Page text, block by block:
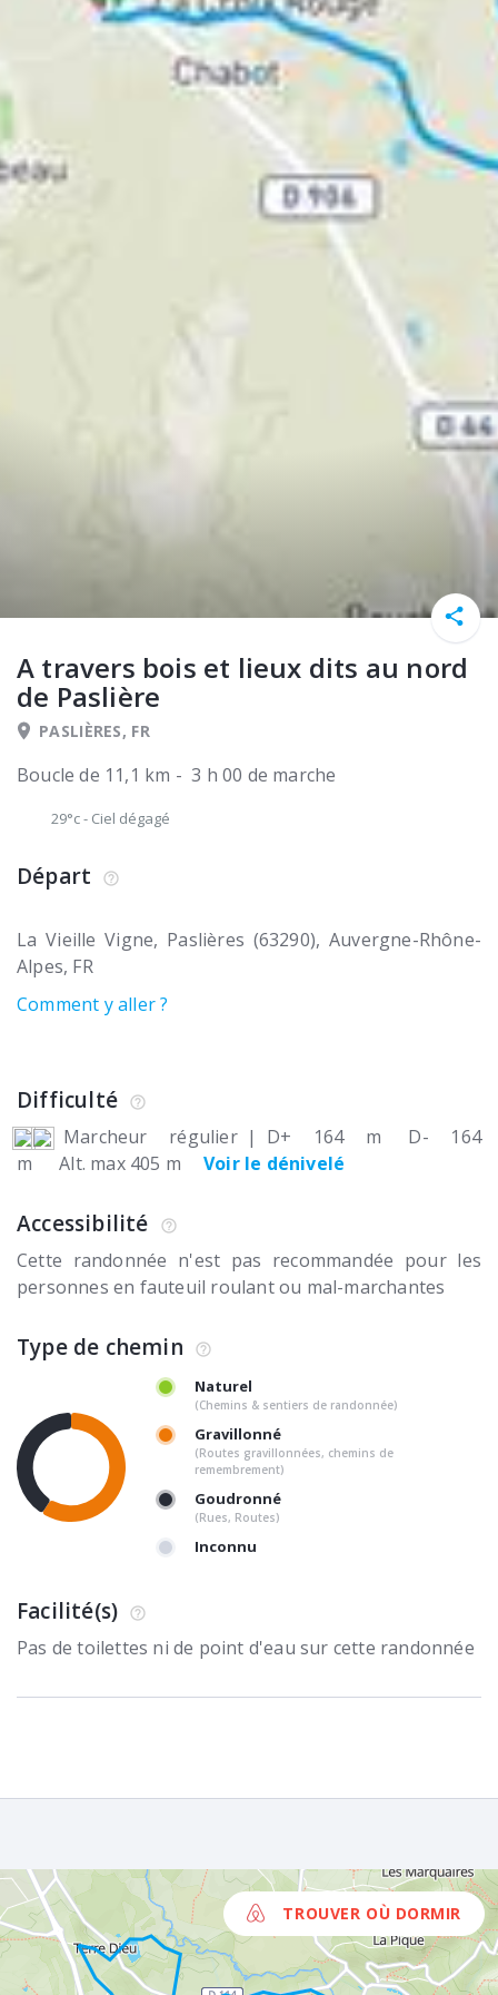
A travers bois et lieux dits au nord
de Paslière
PASLIÈRES, FR
Boucle de 11,1 km - 3 h 00 de marche
29°c- Ciel dégagé
Départ
La Vieille Vigne Paslières (63290) Auvergne-Rhône-
Alpes FR
Comment y aller ?
Difficulté
Marcheur régulier | D+ 164 m
D- 164
m
Alt. max 405 m Voir le dénivelé
Accessibilité
Cette randonnée n'est pas recommandée pour les
personnes en fauteuil roulant ou mal-marchantes
Type de chemin
Naturel
(Chemins & sentiers de randonnée)
Gravillonné
(Routes gravillonnées, chemins de
remembrement)
Goudronné
(Rues, Routes)
Inconnu
Facilité(s)
Pas de toilettes ni de point d'eau sur cette randonnée
TROUVER OÙ DORMIR